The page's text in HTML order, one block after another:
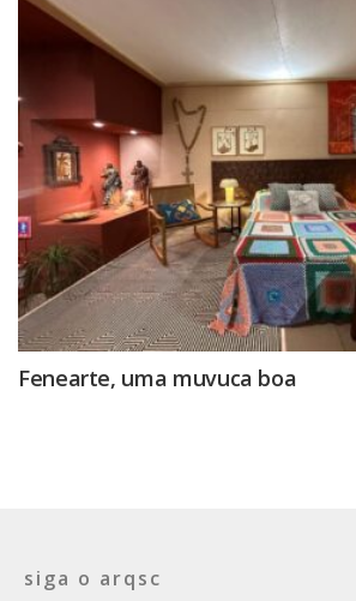
Fenearte, uma muvuca boa
siga o arqsc